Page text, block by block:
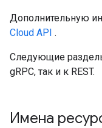
Дополнительную
Cloud API .
Следующие
gRPC, так и к REST.
Имена